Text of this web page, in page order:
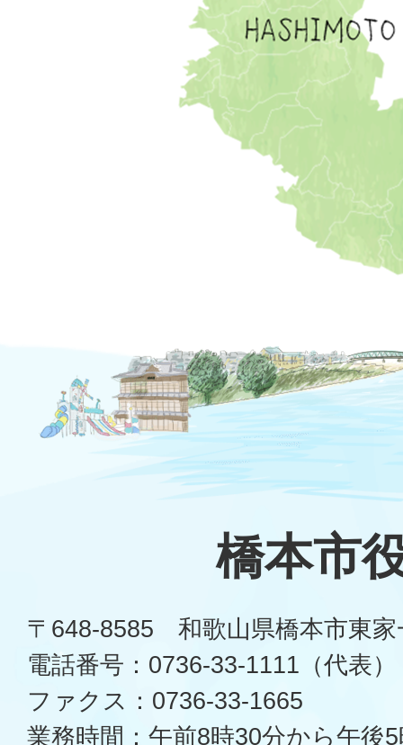
橋本市
〒648-8585 和歌山県橋本市東家
電話番号：0736-33-1111（代表）
ファクス：0736-33-1665
業務時間：午前8時30分から午後